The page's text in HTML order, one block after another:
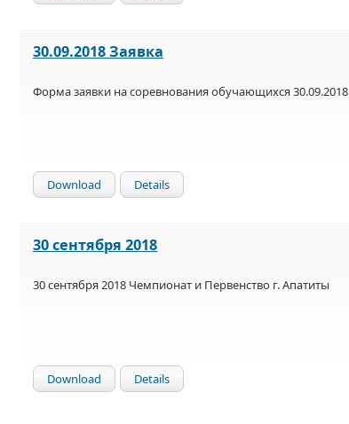
30.09.2018 Заявка
Форма заявки на соревнования обучающихся 30.09.2018
Download Details
30 сентября 2018
30 сентября 2018 Чемпионат и Первенство г. Апатиты
Download Details